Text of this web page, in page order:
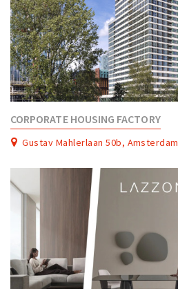
CORPORATE HOUSING FACTORY
Gustav Mahlerlaan 50b, Amsterdam